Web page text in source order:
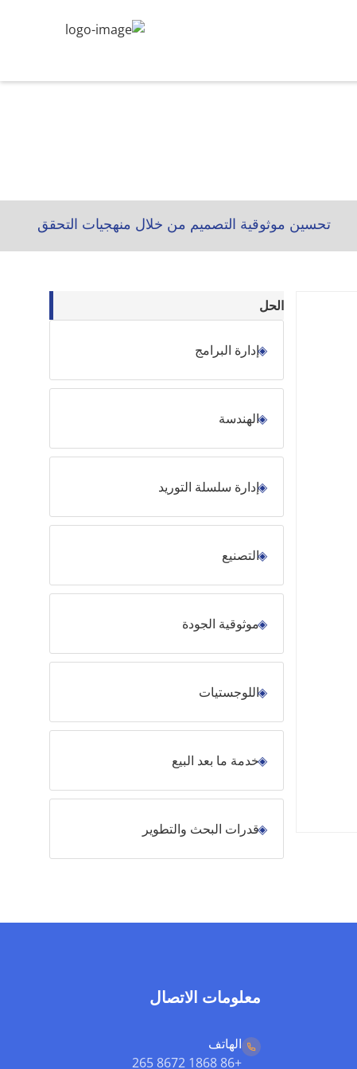
تحسين موثوقية التصميم من خلال منهجيات التحقق
الحل
إدارة البرامج
الهندسة
إدارة سلسلة التوريد
التصنيع
موثوقية الجودة
اللوجستيات
خدمة ما بعد البيع
قدرات البحث والتطوير
معلومات الاتصال
الهاتف
+86 1868 8672 265